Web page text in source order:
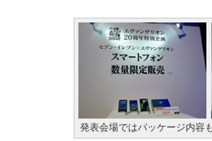
発表会場ではパッケージ内容